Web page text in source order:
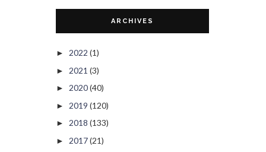
ARCHIVES
► 2022 (1)
► 2021 (3)
► 2020(40)
► 2019 (120)
► 2018 (133)
► 2017(21)